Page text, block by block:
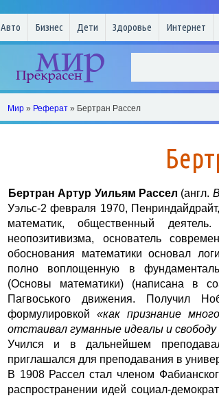
Авто Бизнес Дети Здоровье Интернет
Мир » Реферат » Бертран Рассел
Бертран Артур Уильям Рассел (англ.
Уэльс-2 февраля 1970,
математик, общественный
неопозитивизма, основатель
обоснования математики основал
полно воплощенную в
(Основы математики) (написана в
Пагвоського движения. Получил
формулировкой«как признание
отстаивал гуманные идеалы и
Учился и в дальнейшем
приглашался для преподавания в
В 1908 Рассел стал членом
распространении идей социал-